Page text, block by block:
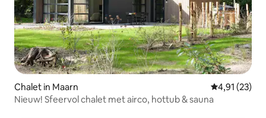
Chalet in Maarn Gemiddelde
4,91 (23)
Nieuw! Sfeervol chalet met airco, hottub & sauna